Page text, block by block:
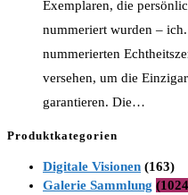
Exemplaren, die
nummeriert wurden –
nummerierten
versehen, um die
garantieren. Die…
Produktkategorien
Digitale Visionen (163)
Galerie Sammlung